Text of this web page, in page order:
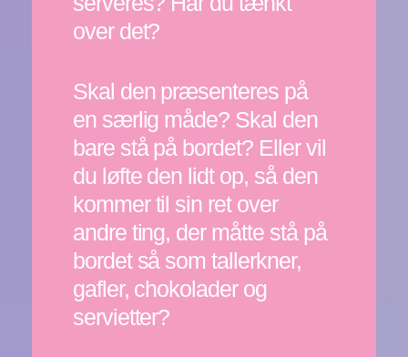
over det?
Skal den præsenteres på
en særlig måde? Skal den
bare stå på bordet? Eller vil
du løfte den lidt op, så den
kommer til sin ret over
andre ting, der måtte stå på
bordet så som tallerkner,
gafler, chokolader og
servietter?